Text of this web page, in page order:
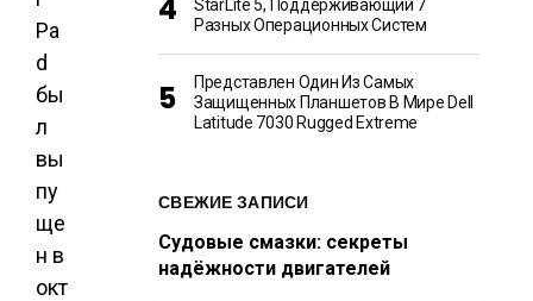
Pa
d
бы
л
вы
пу
ще
н в
окт
StarLite 5, Поддерживающий 7
Разных Операционных Систем
Представлен Один Из Самых
Защищенных Планшетов В Мире Dell
Latitude 7030 Rugged Extreme
СВЕЖИЕ ЗАПИСИ
Судовые смазки: секреты
надёжности двигателей